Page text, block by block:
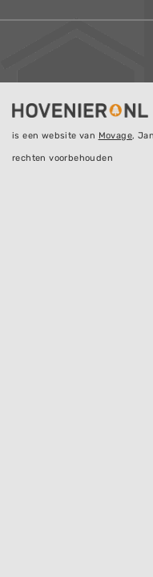
is een website van Movage,
rechten voorbehouden